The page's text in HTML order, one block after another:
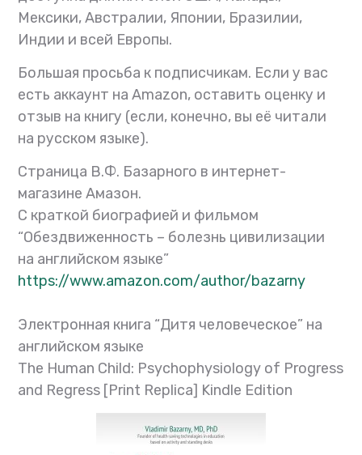
Мексики, Австралии, Японии, Бразилии,
Индии и всей Европы.
Большая просьба к подписчикам. Если у вас
есть аккаунт на Amazon, оставить оценку и
отзыв на книгу (если, конечно, вы её читали
на русском языке).
Страница В.Ф. Базарного в интернет-
магазине Амазон.
С краткой биографией и фильмом
“Обездвиженность – болезнь цивилизации
на английском языке”
https://www.amazon.com/author/bazarny
Электронная книга “Дитя человеческое” на
английском языке
The Human Child: Psychophysiology of Progress
and Regress [Print Replica] Kindle Edition